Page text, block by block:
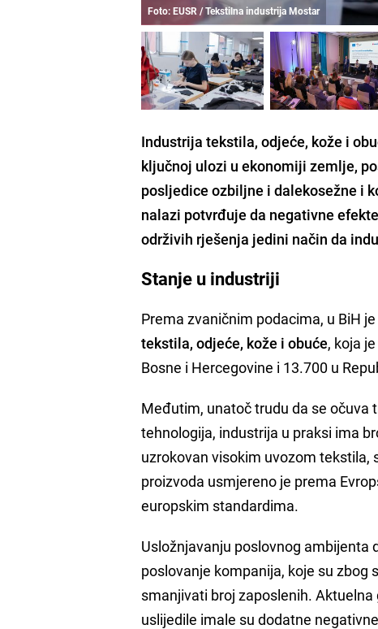
Foto: EUSR / Tekstilna industrija Mostar
Industrija tekstila, odjeće, kože i
ključnoj ulozi u ekonomiji zemlje,
posljedice ozbiljne i dalekosežne i
nalazi potvrđuje da negativne
održivih rješenja jedini način da
Stanje u industriji
Prema zvaničnim podacima, u BiH
tekstila, odjeće, kože i obuće, koja
Bosne i Hercegovine i 13.700 u
Međutim, unatoč trudu da se očuva
tehnologija, industrija u praksi ima
uzrokovan visokim uvozom tekstila,
proizvoda usmjereno je prema
europskim standardima.
Usložnjavanju poslovnog ambijenta
poslovanje kompanija, koje su
smanjivati broj zaposlenih.
uslijedile imale su dodatne